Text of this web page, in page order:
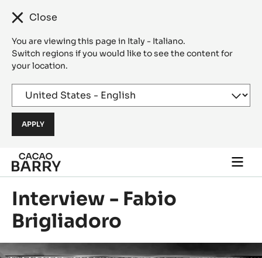
Close
You are viewing this page in Italy - Italiano.
Switch regions if you would like to see the content for
your location.
Skip to main content
main
Interview - Fabio
Brigliadoro